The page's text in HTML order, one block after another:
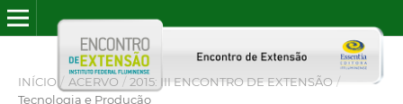
INÍCIO / ACERVO / 2015: III ENCONTRO DE EXTENSÃO /
Tecnologia e Produção